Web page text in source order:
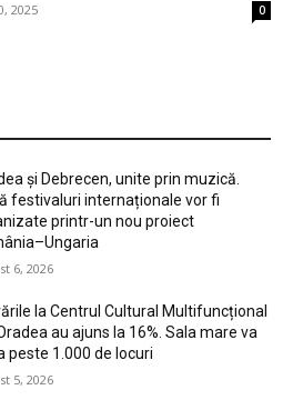
2025 0
și Debrecen, unite prin muzică.
festivaluri internaționale vor fi
printr-un nou proiect
6, 2026
la Centrul Cultural Multifuncțional
au ajuns la 16%. Sala mare va
peste 1.000 de locuri
5, 2026